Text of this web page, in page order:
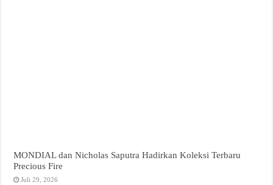
MONDIAL dan Nicholas Saputra Hadirkan Koleksi Terbaru
Precious Fire
Juli 29, 2026